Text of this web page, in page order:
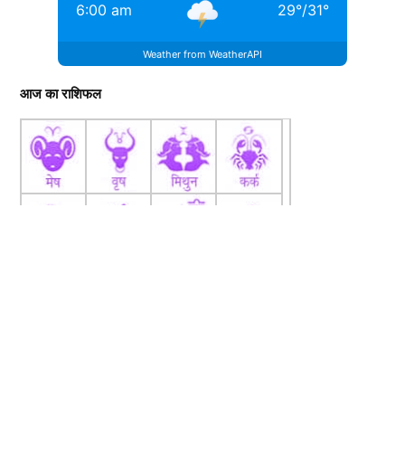
6:00 am 29°/31°
Weather from WeatherAPI
आज का राशिफल